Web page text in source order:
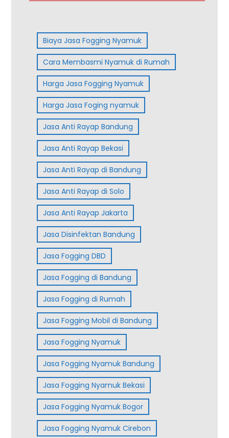
Biaya Jasa Fogging Nyamuk
Cara Membasmi Nyamuk di Rumah
Harga Jasa Fogging Nyamuk
Harga Jasa Foging nyamuk
Jasa Anti Rayap Bandung
Jasa Anti Rayap Bekasi
Jasa Anti Rayap di Bandung
Jasa Anti Rayap di Solo
Jasa Anti Rayap Jakarta
Jasa Disinfektan Bandung
Jasa Fogging DBD
Jasa Fogging di Bandung
Jasa Fogging di Rumah
Jasa Fogging Mobil di Bandung
Jasa Fogging Nyamuk
Jasa Fogging Nyamuk Bandung
Jasa Fogging Nyamuk Bekasi
Jasa Fogging Nyamuk Bogor
Jasa Fogging Nyamuk Cirebon